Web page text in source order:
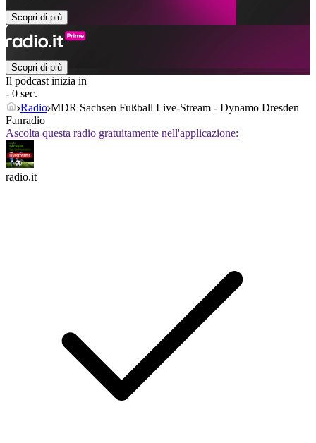
Scopri di più
Scopri di più
Il podcast inizia in
- 0 sec.
Radio MDR Sachsen Fußball Live-Stream - Dynamo Dresden
Fanradio
Ascolta questa radio gratuitamente nell'applicazione:
radio.it